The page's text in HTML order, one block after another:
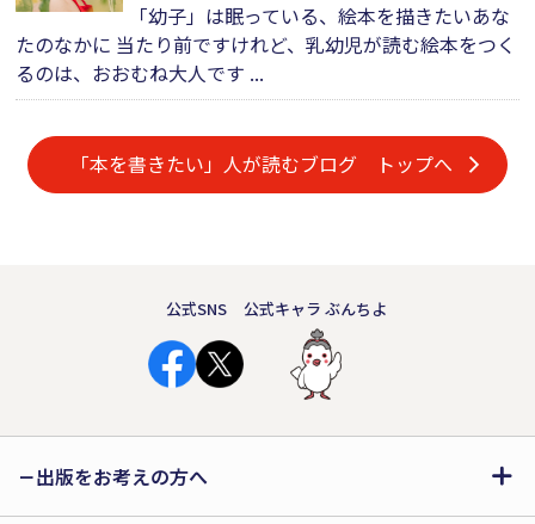
「幼子」は眠っている、絵本を描きたいあな
たのなかに 当たり前ですけれど、乳幼児が読む絵本をつく
るのは、おおむね大人です ...
「本を書きたい」人が読むブログ トップへ
公式SNS 公式キャラ ぶんちよ
出版をお考えの方へ